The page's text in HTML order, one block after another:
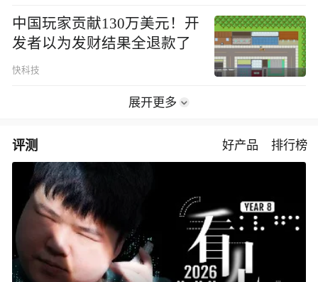
中国玩家贡献130万美元！开
发者以为发财结果全退款了
快科技
展开更多
评测 好产品 排行榜